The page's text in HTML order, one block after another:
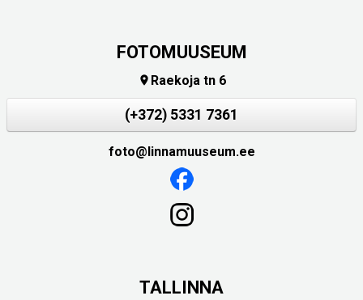
FOTOMUUSEUM
 Raekoja tn 6
(+372) 5331 7361
foto@linnamuuseum.ee
TALLINNA